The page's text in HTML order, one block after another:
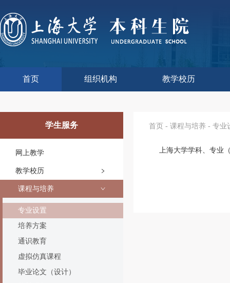
首页 组织机构 教学校历
学生服务
网上教学
教学校历
课程与培养
专业设置
培养方案
通识教育
虚拟仿真课程
毕业论文（设计）
首页 - 课程与培养 - 专业
上海大学学科、专业